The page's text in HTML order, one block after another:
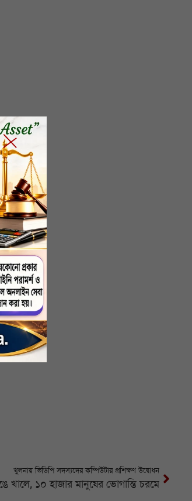
খুলনায় ভিডিপি সদস্যদের কম্পিউটার প্রশিক্ষণ উদ্বোধন
খালে, ১০ হাজার মানুষের ভোগান্তি চরমে